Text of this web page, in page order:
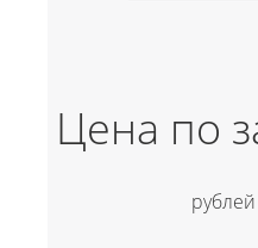
Цена по
рублей